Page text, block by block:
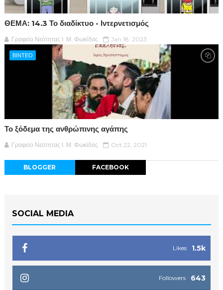
ΘΕΜΑ: 14.3 Το διαδίκτυο - Ιντερνετισμός
Γραφείο Νεότητας Ι. Μ. Φωκίδας Jan 18, 2023
ΒΙΝΤΕΟ
Το ξόδεμα της ανθρώπινης αγάπης
Γραφείο Νεότητας Ι. Μ. Φωκίδας Oct 22, 2021
BLOGGER FACEBOOK
SOCIAL MEDIA
1.5k
Likes
643
Followers